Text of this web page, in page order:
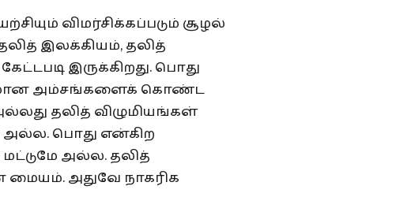
விமர்சிக்கப்படும் சூழல்
இலக்கியம், தலித்
இருக்கிறது. பொது
அம்சங்களைக் கொண்ட
தலித் விழுமியங்கள்
அல்ல. பொது என்கிற
அல்ல. தலித்
அதுவே நாகரிக